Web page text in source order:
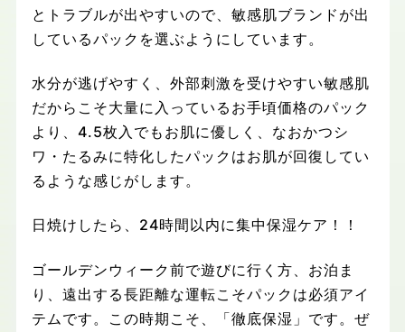
とトラブルが出やすいので、敏感肌ブランドが出
しているパックを選ぶようにしています。
水分が逃げやすく、外部刺激を受けやすい敏感肌
だからこそ大量に入っているお手頃価格のパック
より、 4.5枚入でもお肌に優しく、なおかつシ
ワ・たるみに特化したパックはお肌が回復してい
るような感じがします。
日焼けしたら、 24時間以内に集中保湿ケア！！
ゴールデンウィーク前で遊びに行く方、お泊ま
り、遠出する長距離な運転こそパックは必須アイ
テムです。 この時期こそ、「徹底保湿」です。 ぜ